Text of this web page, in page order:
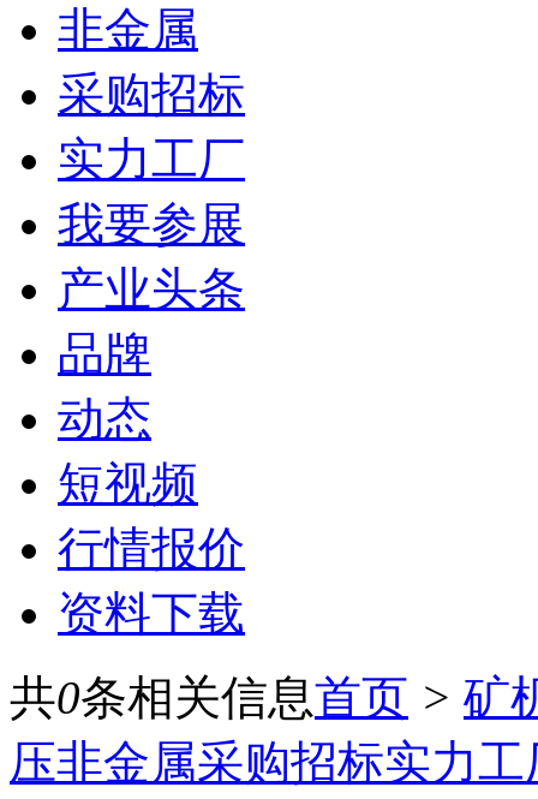
非金属
采购招标
实力工厂
我要参展
产业头条
品牌
动态
短视频
行情报价
资料下载
共0条相关信息首页 > 矿
压非金属采购招标实力工